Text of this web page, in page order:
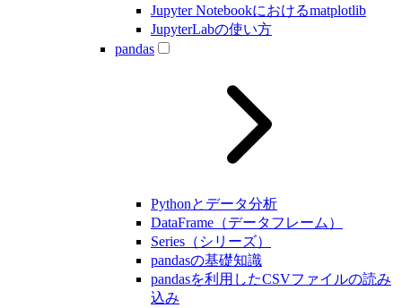
Jupyter Notebookにおけるmatplotlib
JupyterLabの使い方
pandas
Pythonとデータ分析
DataFrame（データフレーム）
Series（シリーズ）
pandasの基礎知識
pandasを利用したCSVファイルの読み
込み